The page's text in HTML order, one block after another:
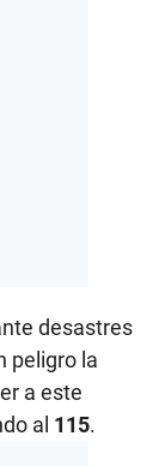
desastres
peligro la
a este
al 115.